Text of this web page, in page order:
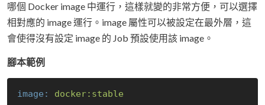
哪個 Docker image 中運行，這樣就變的非常方便，可以選擇
相對應的 image 運行。image 屬性可以被設定在最外層，這
會使得沒有設定 image 的 Job 預設使用該 image。
腳本範例
image: docker:stable